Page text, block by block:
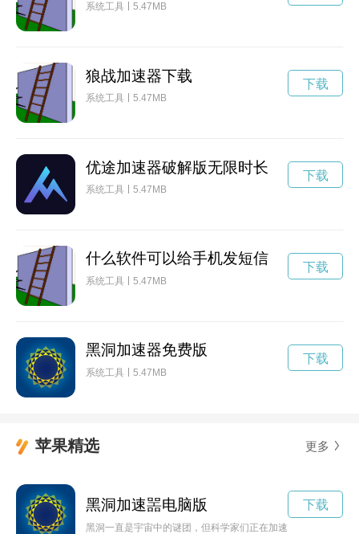
系统工具 5.47MB
狼战加速器下载
系统工具 5.47MB
下载
优途加速器破解版无限时长
系统工具 5.47MB
下载
什么软件可以给手机发短信
系统工具 5.47MB
下载
黑洞加速器免费版
系统工具 5.47MB
下载
苹果精选 更多
黑洞加速噐电脑版
黑洞一直是宇宙中的谜团，但科学家们正在加速探索它的奥秘
下载